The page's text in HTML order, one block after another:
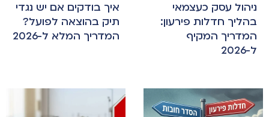
ניהול עסק כעצמאי
בהליך חדלות פירעון:
המדריך המקיף
ל-2026
איך בודקים אם יש נגדי
תיק בהוצאה לפועל?
המדריך המלא ל-2026